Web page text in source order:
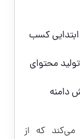
ابتدایی کسب
محتوای
دامنه
که از